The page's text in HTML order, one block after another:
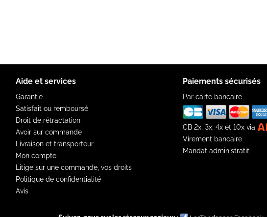
Aide et services
Garantie
Satisfait ou remboursé
Droit de rétractation
Avoir sur commande
Livraison et transporteur
Mon compte
Litige sur une commande, vos droits
Politique de confidentialité
Avis
Paiements sécurisés
Par carte bancaire
CB 2x, 3x, 4x et 10x via
Virement bancaire
Mandat administratif